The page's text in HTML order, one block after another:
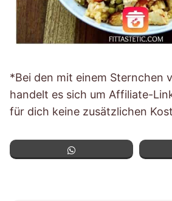
*Bei den mit einem Sternchen
handelt es sich um Affiliate-
für dich keine zusätzlichen